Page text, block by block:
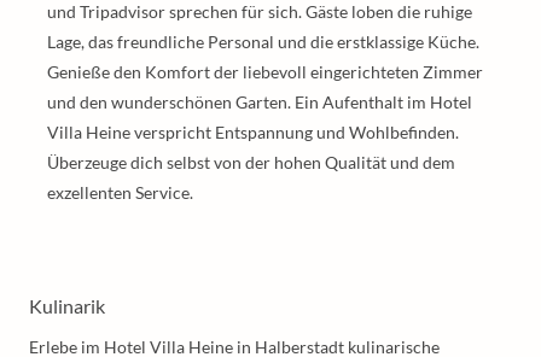
und Tripadvisor sprechen für sich. Gäste loben die ruhige
Lage, das freundliche Personal und die erstklassige Küche.
Genieße den Komfort der liebevoll eingerichteten Zimmer
und den wunderschönen Garten. Ein Aufenthalt im Hotel
Villa Heine verspricht Entspannung und Wohlbefinden.
Überzeuge dich selbst von der hohen Qualität und dem
exzellenten Service.
Kulinarik
Erlebe im Hotel Villa Heine in Halberstadt kulinarische